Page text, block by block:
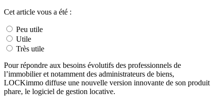
Cet article vous a été :
Peu utile
Utile
Très utile
Pour répondre aux besoins évolutifs des professionnels de
l’immobilier et notamment des administrateurs de biens,
LOCKimmo diffuse une nouvelle version innovante de son produit
phare, le logiciel de gestion locative.